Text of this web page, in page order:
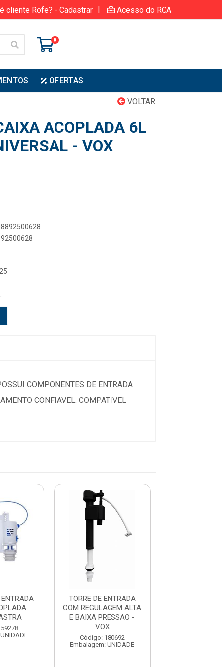
cliente Rofe? - Cadastrar | Acesso do RCA
0
OFERTAS
VOLTAR
ACOPLADA 6L
- VOX
COMPONENTES DE ENTRADA
CONFIAVEL. COMPATIVEL
TORRE DE ENTRADA
COM REGULAGEM ALTA
E BAIXA PRESSAO -
VOX
Código: 180692
Embalagem: UNIDADE